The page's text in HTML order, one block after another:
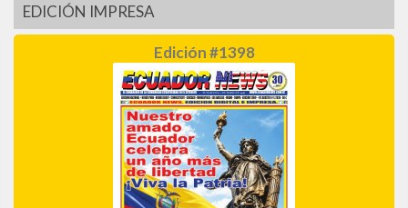
EDICIÓN IMPRESA
Edición #1398